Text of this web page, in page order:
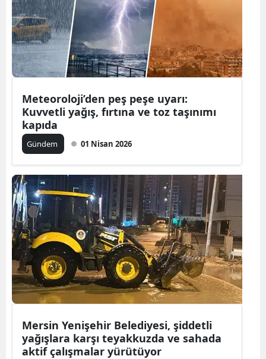
Meteoroloji’den peş peşe uyarı:
Kuvvetli yağış, fırtına ve toz taşınımı
kapıda
Gündem 01 Nisan 2026
Mersin Yenişehir Belediyesi, şiddetli
yağışlara karşı teyakkuzda ve sahada
aktif çalışmalar yürütüyor